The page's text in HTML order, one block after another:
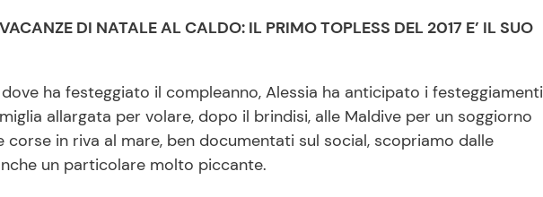
DI NATALE AL CALDO: IL PRIMO TOPLESS DEL 2017 E’ IL SUO
ha festeggiato il compleanno, Alessia ha anticipato i festeggiamenti
allargata per volare, dopo il brindisi, alle Maldive per un soggiorno
corse in riva al mare, ben documentati sul social, scopriamo dalle
un particolare molto piccante.